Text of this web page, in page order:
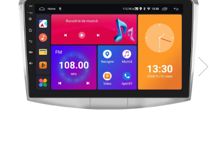
Navigatii Peugeot
Navigatii Audi
Navigatii BMW
Navigatii Mercedes
Navigatii Fiat
Navigatii Nissan
Navigatii Citroen
Navigatii Suzuki